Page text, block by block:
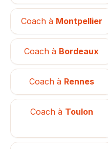
Coach à Montpellier
Coach à Bordeaux
Coach à Rennes
Coach à Toulon